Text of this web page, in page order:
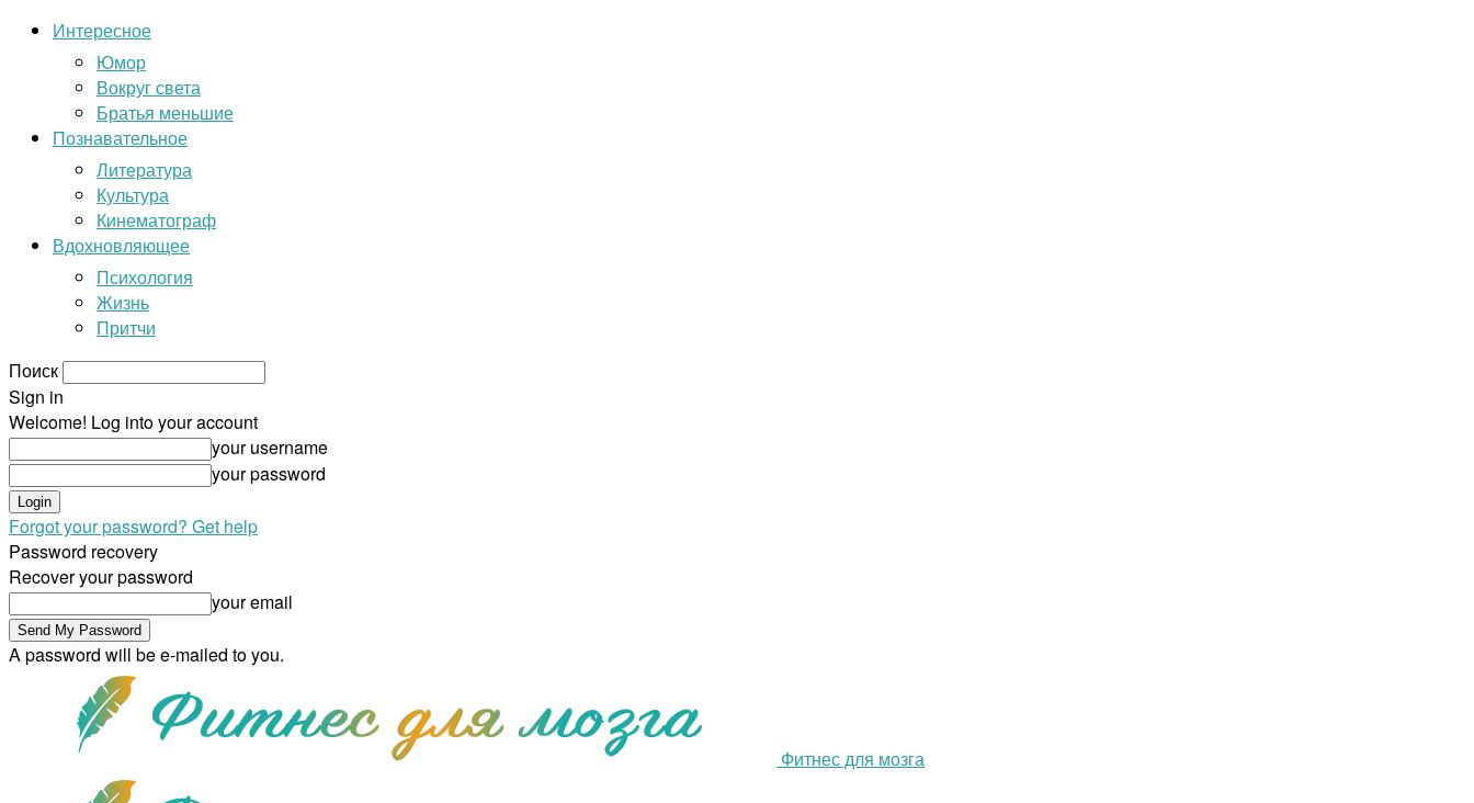
Интересное
Юмор
Вокруг света
Братья меньшие
Познавательное
Литература
Культура
Кинематограф
Вдохновляющее
Психология
Жизнь
Притчи
Поиск
Sign in
Welcome! Log into your account
your username
your password
Forgot your password? Get help
Password recovery
Recover your password
your email
A password will be e-mailed to you.
Фитнес для мозга